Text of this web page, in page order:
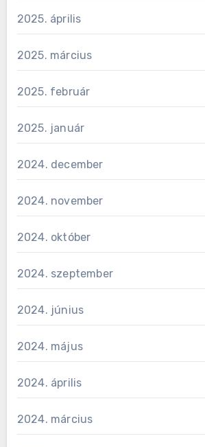
2025. április
2025. március
2025. február
2025. január
2024. december
2024. november
2024. október
2024. szeptember
2024. június
2024. május
2024. április
2024. március